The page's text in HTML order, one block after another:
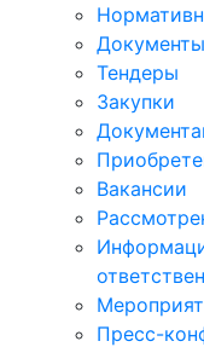
Тендеры
Закупки
Вакансии
Пресс-